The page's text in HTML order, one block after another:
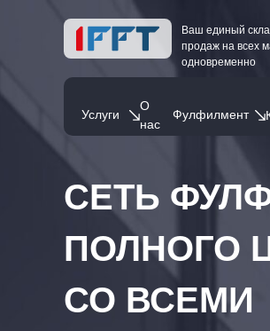
Ваш единый
продаж на всех
одновременно
Услуги
О
нас
Фулфилмент
СЕТЬ
ПОЛНОГО
СО ВСЕМИ